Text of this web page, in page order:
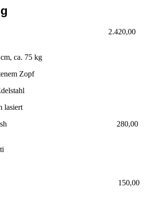
ca. 75 kg
Zopf
lasiert
white wash 280,00
150,00